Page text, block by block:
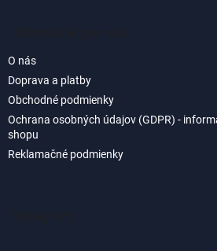
O nás
Doprava a platby
Obchodné podmienky
Ochrana osobných údajov (GDPR) -
shopu
Reklamačné podmienky